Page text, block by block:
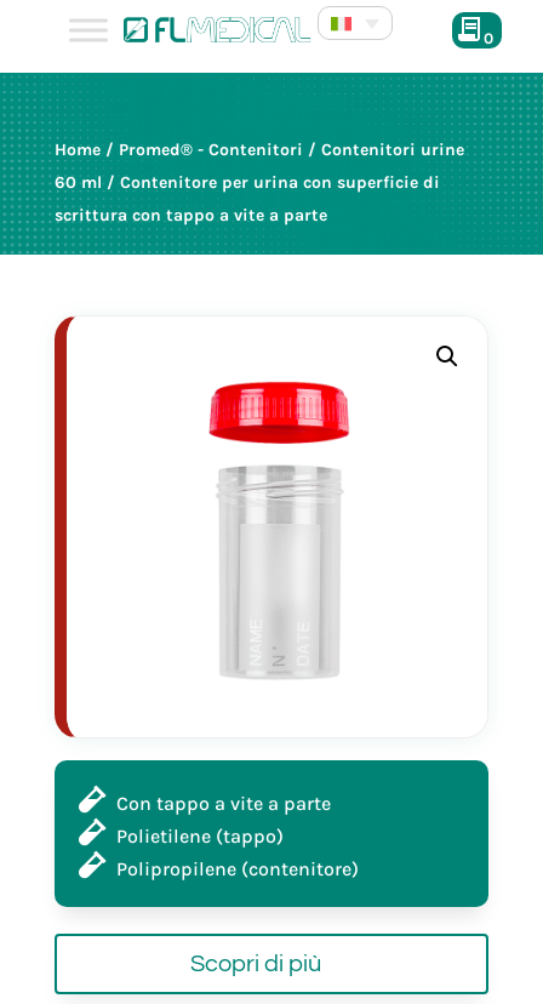
0
Home/ Promed® - Contenitori / Contenitori urine
60 ml/ Contenitore per urina con superficie di
scrittura con tappo a vite a parte
Con tappo a vite a parte
Polietilene (tappo)
Polipropilene (contenitore)
Scopri di più
25180